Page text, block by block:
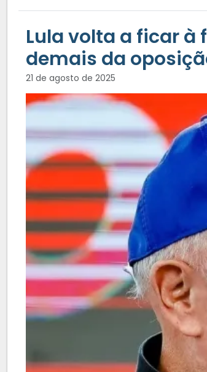
Lula volta a ficar à
demais da
21 de agosto de 2025